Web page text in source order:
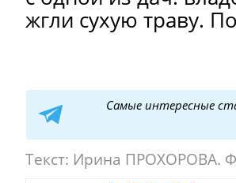
жгли сухую траву.
Самые интересные
Текст: Ирина ПРОХОРОВА.